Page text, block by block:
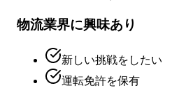
物流業界に興味あり
新しい挑戦をしたい
運転免許を保有